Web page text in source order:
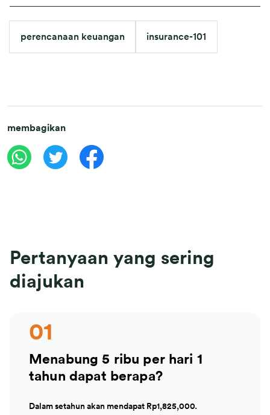
perencanaan keuangan insurance-101
membagikan
Pertanyaan yang sering
diajukan
01
Menabung 5 ribu per hari 1
tahun dapat berapa?
Dalam setahun akan mendapat Rp1,825,000.